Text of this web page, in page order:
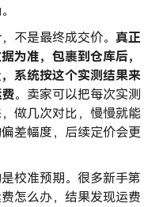
不是最终成交价。 真正
为准，包裹到仓库后，
系统按这个实测结果来
。卖家可以把每次实测
做几次对比，慢慢就能
差幅度，后续定价会更
校准预期。很多新手第
怎么办，结果发现运费